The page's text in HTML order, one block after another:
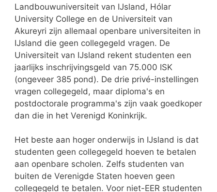
Landbouwuniversiteit van IJsland, Hólar
University College en de Universiteit van
Akureyri zijn allemaal openbare universiteiten in
IJsland die geen collegegeld vragen. De
Universiteit van IJsland rekent studenten een
jaarlijks inschrijvingsgeld van 75.000 ISK
(ongeveer 385 pond). De drie privé-instellingen
vragen collegegeld, maar diploma's en
postdoctorale programma's zijn vaak goedkoper
dan die in het Verenigd Koninkrijk.
Het beste aan hoger onderwijs in IJsland is dat
studenten geen collegegeld hoeven te betalen
aan openbare scholen. Zelfs studenten van
buiten de Verenigde Staten hoeven geen
collegegeld te betalen. Voor niet-EER studenten